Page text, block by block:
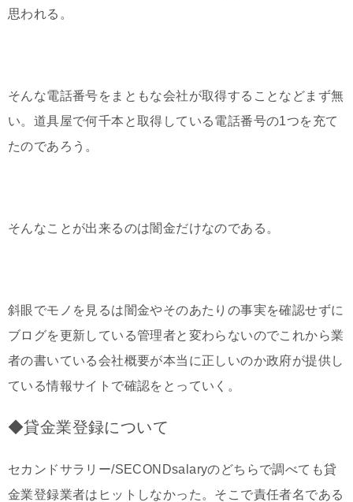
思われる。
そんな電話番号をまともな会社が取得することなどまず無
い。道具屋で何千本と取得している電話番号の1つを充て
たのであろう。
そんなことが出来るのは闇金だけなのである。
斜眼でモノを見るは闇金やそのあたりの事実を確認せずに
ブログを更新している管理者と変わらないのでこれから業
者の書いている会社概要が本当に正しいのか政府が提供し
ている情報サイトで確認をとっていく。
◆貸金業登録について
セカンドサラリー/SECONDsalaryのどちらで調べても貸
金業登録業者はヒットしなかった。そこで責任者名である